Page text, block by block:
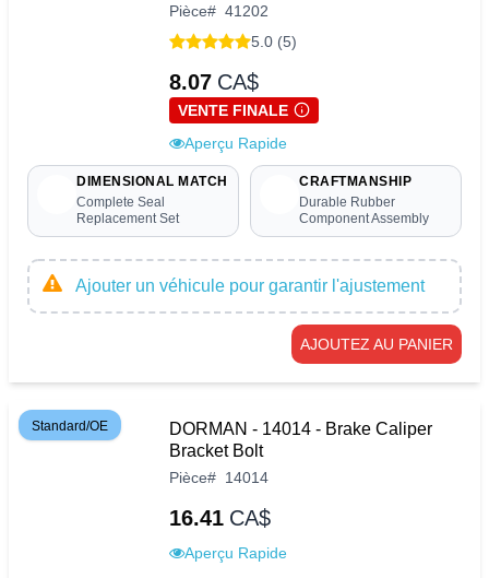
Pièce# 41202
5.0 (5)
8.07 CA$
VENTE FINALE
Aperçu Rapide
DIMENSIONAL MATCH
Complete Seal
Replacement Set
CRAFTMANSHIP
Durable Rubber
Component Assembly
Ajouter un véhicule pour garantir l'ajustement
AJOUTEZ AU PANIER
Standard/OE
DORMAN - 14014 - Brake Caliper
Bracket Bolt
Pièce# 14014
16.41 CA$
Aperçu Rapide